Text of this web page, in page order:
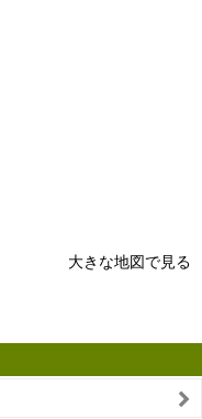
大きな地図で見る